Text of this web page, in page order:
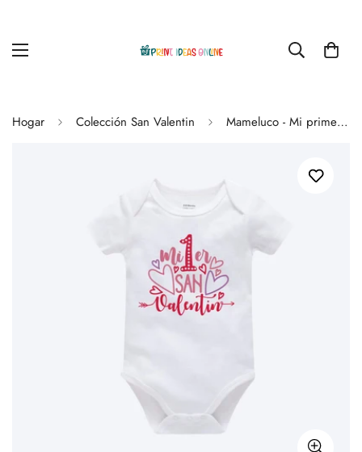
Hogar Colección San Valentin Mameluco - Mi primer San Valentin